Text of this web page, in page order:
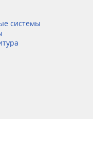
системы